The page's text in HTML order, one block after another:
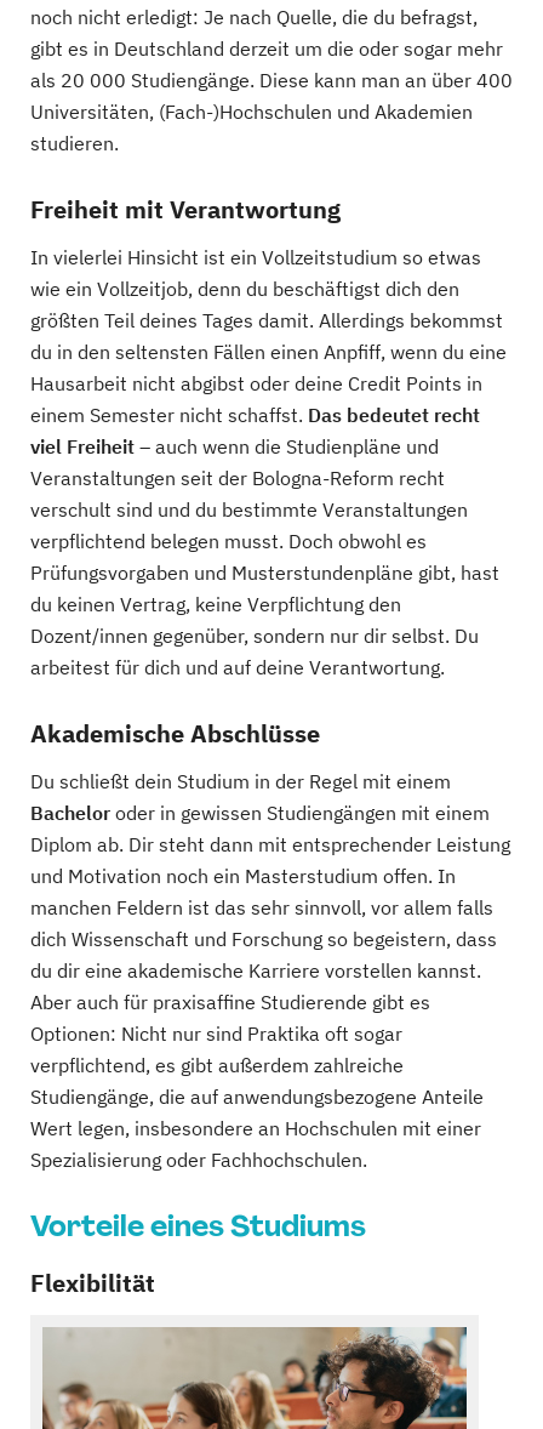
noch nicht erledigt: Je nach Quelle, die du befragst,
gibt es in Deutschland derzeit um die oder sogar mehr
als 20 000 Studiengänge. Diese kann man an über 400
Universitäten, (Fach-)Hochschulen und Akademien
studieren.
Freiheit mit Verantwortung
In vielerlei Hinsicht ist ein Vollzeitstudium so etwas
wie ein Vollzeitjob, denn du beschäftigst dich den
größten Teil deines Tages damit. Allerdings bekommst
du in den seltensten Fällen einen Anpfiff, wenn du eine
Hausarbeit nicht abgibst oder deine Credit Points in
einem Semester nicht schaffst. Das bedeutet recht
viel Freiheit – auch wenn die Studienpläne und
Veranstaltungen seit der Bologna-Reform recht
verschult sind und du bestimmte Veranstaltungen
verpflichtend belegen musst. Doch obwohl es
Prüfungsvorgaben und Musterstundenpläne gibt, hast
du keinen Vertrag, keine Verpflichtung den
Dozent/innen gegenüber, sondern nur dir selbst. Du
arbeitest für dich und auf deine Verantwortung.
Akademische Abschlüsse
Du schließt dein Studium in der Regel mit einem
Bachelor oder in gewissen Studiengängen mit einem
Diplom ab. Dir steht dann mit entsprechender Leistung
und Motivation noch ein Masterstudium offen. In
manchen Feldern ist das sehr sinnvoll, vor allem falls
dich Wissenschaft und Forschung so begeistern, dass
du dir eine akademische Karriere vorstellen kannst.
Aber auch für praxisaffine Studierende gibt es
Optionen: Nicht nur sind Praktika oft sogar
verpflichtend, es gibt außerdem zahlreiche
Studiengänge, die auf anwendungsbezogene Anteile
Wert legen, insbesondere an Hochschulen mit einer
Spezialisierung oder Fachhochschulen.
Vorteile eines Studiums
Flexibilität